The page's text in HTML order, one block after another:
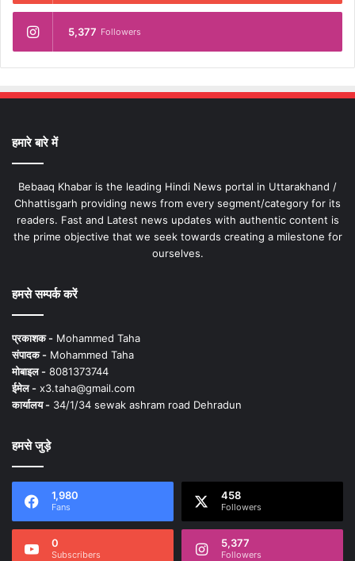
5,377 Followers
हमारे बारे में
Bebaaq Khabar is the leading Hindi News portal in Uttarakhand /
Chhattisgarh providing news from every segment/category for its
readers. Fast and Latest news updates with authentic content is
the prime objective that we seek towards creating a milestone for
ourselves.
हमसे सम्पर्क करें
प्रकाशक - Mohammed Taha
संपादक - Mohammed Taha
मोबाइल - 8081373744
ईमेल - x3.taha@gmail.com
कार्यालय - 34/1/34 sewak ashram road Dehradun
हमसे जुड़े
1,980
Fans
458
Followers
0
Subscribers
5,377
Followers